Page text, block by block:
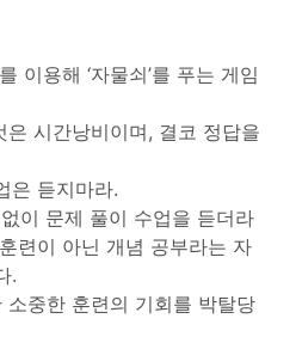
이용해 ‘자물쇠’를 푸는 게임
은 시간낭비이며, 결코 정답을
은 듣지마라.
이 문제 풀이 수업을 듣더라
련이 아닌 개념 공부라는 자
.
소중한 훈련의 기회를 박탈당